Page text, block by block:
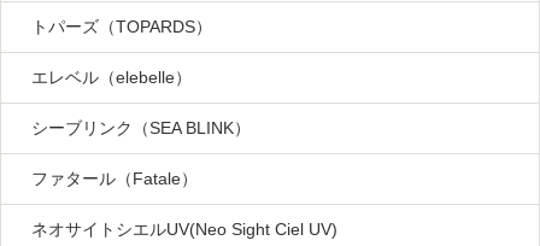
トパーズ（TOPARDS）
エレベル（elebelle）
シーブリンク（SEA BLINK）
ファタール（Fatale）
ネオサイトシエルUV(Neo Sight Ciel UV)